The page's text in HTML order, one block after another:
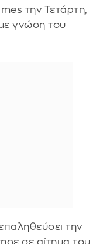
την Τετάρτη,
γνώση του
την
σε αίτημα του